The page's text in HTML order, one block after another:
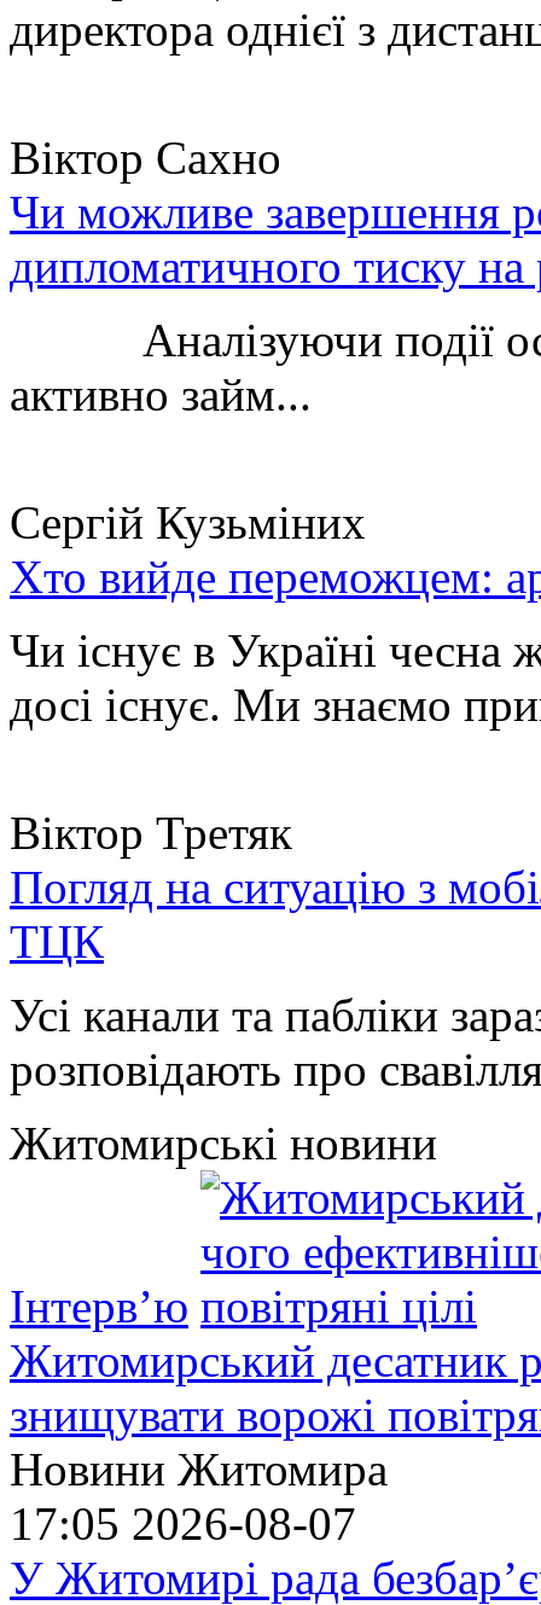
директора однієї з
Віктор Сахно
Чи можливе завершення
дипломатичного тиску
Аналізуючи події
активно займ...
Сергій Кузьміних
Хто вийде переможцем:
Чи існує в Україні чесна
досі існує. Ми знаємо
Віктор Третяк
Погляд на ситуацію з
ТЦК
Усі канали та пабліки
розповідають про
Житомирські новини
Інтерв’ю
Житомирський десатник
знищувати ворожі
Новини Житомира
17:05 2026-08-07
У Житомирі рада